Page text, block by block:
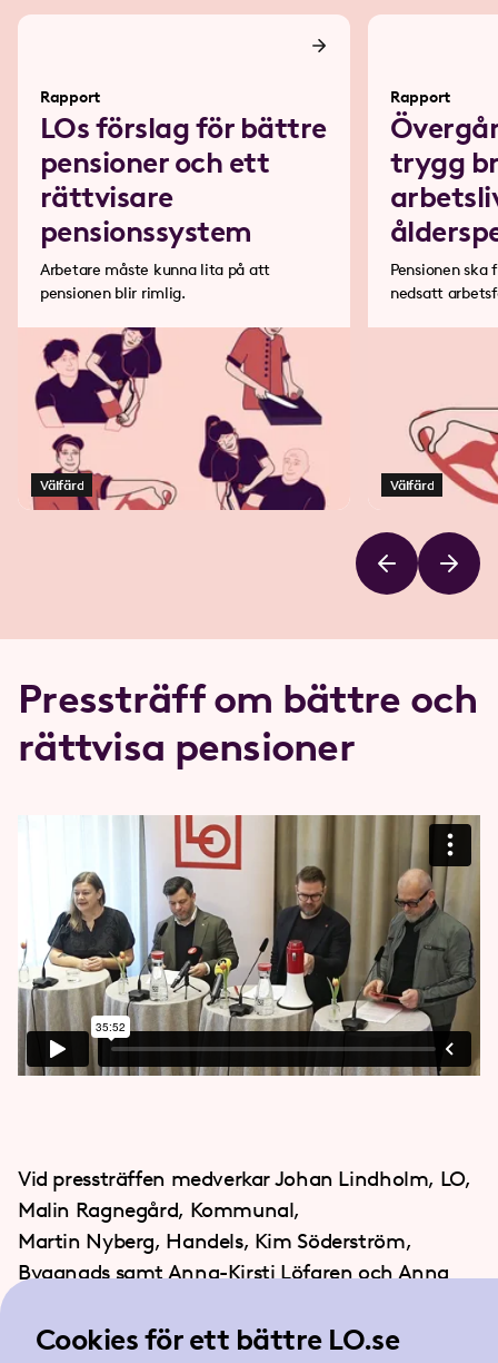
Rapport
LOs förslag för bättre
pensioner och ett
rättvisare
pensionssystem
Arbetare måste kunna lita på att
pensionen blir rimlig.
Välfärd
Rapport
trygg
Pensionen ska
nedsatt
Välfärd
Pressträff om bättre och
rättvisa pensioner
Vid pressträffen medverkar Johan Lindholm, LO,
Malin Ragnegård, Kommunal,
Martin Nyberg, Handels, Kim Söderström,
Byggnads samt Anna-Kirsti Löfgren och Anna
Cookies för ett bättre LO.se